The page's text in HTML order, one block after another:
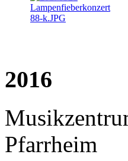
2016
Pfarrheim